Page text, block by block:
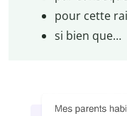
pour cette
si bien que…